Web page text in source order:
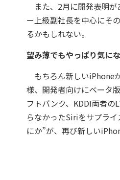
また、2月に開発表明が
ー上級副社長を中心にそ
るかもしれない。
望み薄でもやっぱり気に
もちろん新しいiPhone
様、開発者向けにベータ
フトバンク、KDDI両者の
らなかったSiriをサプラ
にか”が、再び新しい